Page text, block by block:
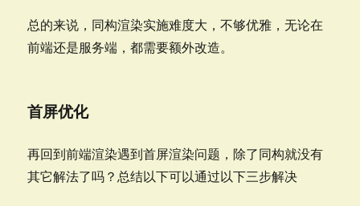
总的来说，同构渲染实施难度大，不够优雅，无论在
前端还是服务端，都需要额外改造。
首屏优化
再回到前端渲染遇到首屏渲染问题，除了同构就没有
其它解法了吗？总结以下可以通过以下三步解决